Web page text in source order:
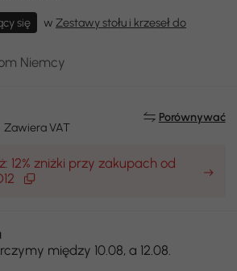
się w Zestawy stołu i krzeseł do
Niemcy
Zawiera VAT
Porównywać
12% zniżki przy zakupach od
między 10.08, a 12.08.